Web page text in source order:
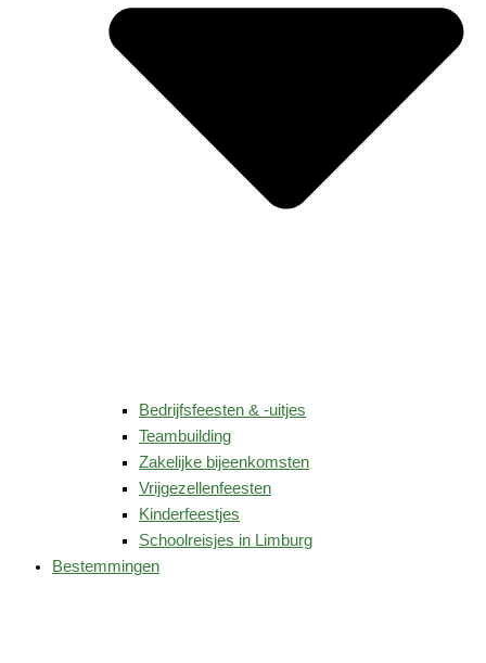
Bedrijfsfeesten & -uitjes
Teambuilding
Zakelijke bijeenkomsten
Vrijgezellenfeesten
Kinderfeestjes
Schoolreisjes in Limburg
Bestemmingen